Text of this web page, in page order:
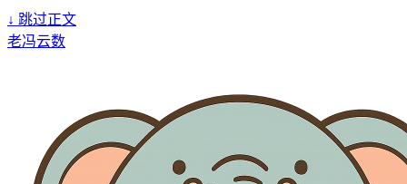
↓ 跳过正文
老冯云数